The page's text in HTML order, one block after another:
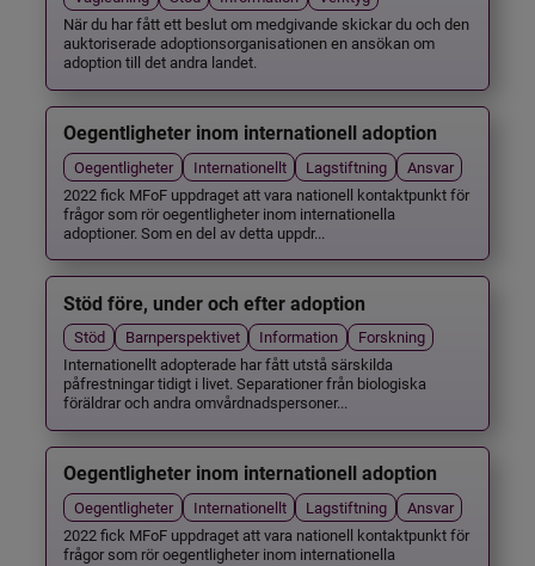
När du har fått ett beslut om medgivande skickar du och den
auktoriserade adoptionsorganisationen en ansökan om
adoption till det andra landet.
Oegentligheter inom internationell adoption
Oegentligheter Internationellt Lagstiftning
Ansvar
2022 fick MFoF uppdraget att vara nationell kontaktpunkt för
frågor som rör oegentligheter inom internationella
adoptioner. Som en del av detta uppdr...
Stöd före, under och efter adoption
Stöd Barnperspektivet Information
Forskning
Internationellt adopterade har fått utstå särskilda
påfrestningar tidigt i livet. Separationer från biologiska
föräldrar och andra omvårdnadspersoner...
Oegentligheter inom internationell adoption
Oegentligheter Internationellt Lagstiftning
Ansvar
2022 fick MFoF uppdraget att vara nationell kontaktpunkt för
frågor som rör oegentligheter inom internationella